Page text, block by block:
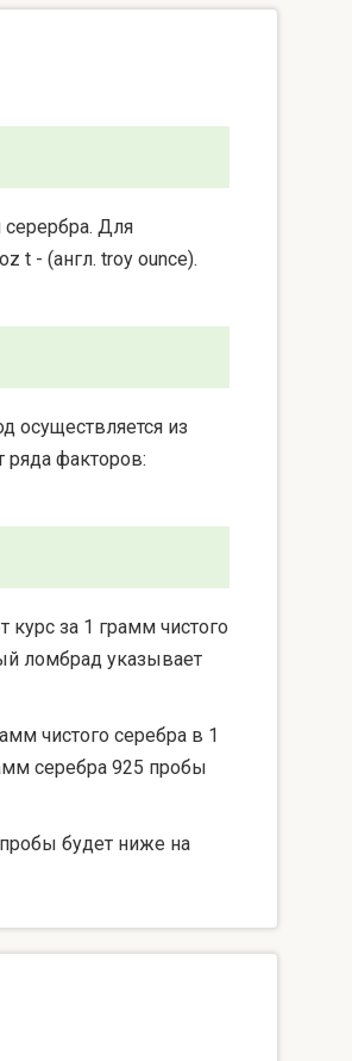
Для
t - (англ. troy ounce).
осуществляется из
факторов:
за 1 грамм чистого
ломбрад указывает
чистого серебра в 1
серебра 925 пробы
будет ниже на